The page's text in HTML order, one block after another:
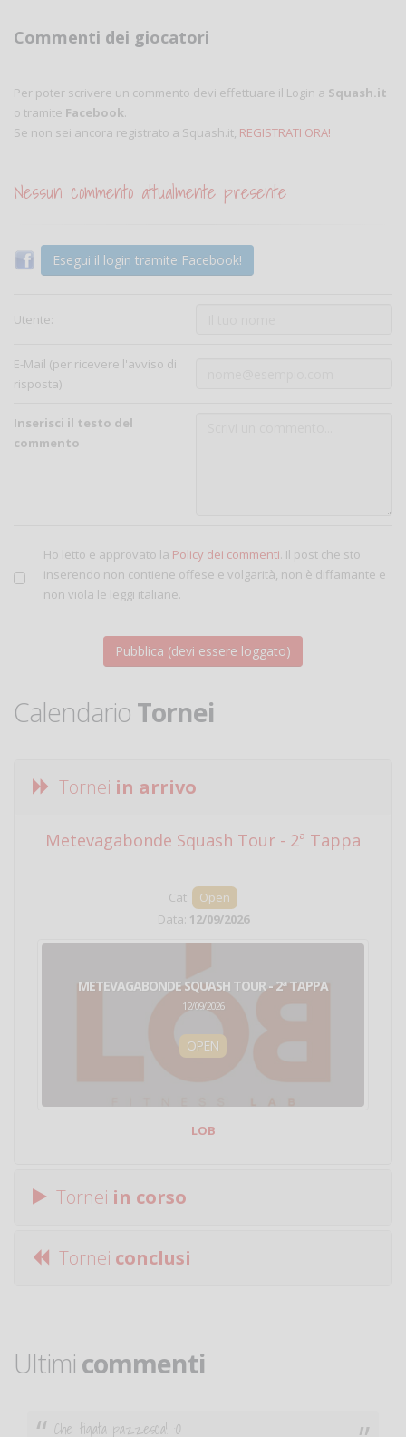
Commenti dei giocatori
Per poter scrivere un commento devi effettuare il Login a Squash.it
o tramite Facebook.
Se non sei ancora registrato a Squash.it, REGISTRATI ORA!
Nessun commento attualmente presente
Esegui il login tramite Facebook!
Utente:
E-Mail (per ricevere l'avviso di
risposta)
Inserisci il testo del
commento
Ho letto e approvato la Policy dei commenti. Il post che sto
inserendo non contiene offese e volgarità, non è diffamante e
non viola le leggi italiane.
Calendario Tornei
Tornei in arrivo
Metevagabonde Squash Tour - 2ª Tappa
Cat:
Open
Data: 12/09/2026
METEVAGABONDE SQUASH TOUR - 2ª TAPPA
12/09/2026
OPEN
LOB
Tornei in corso
Tornei conclusi
Ultimi commenti
Ciao. Sono a Treviglio da poco e vorrei tornare a